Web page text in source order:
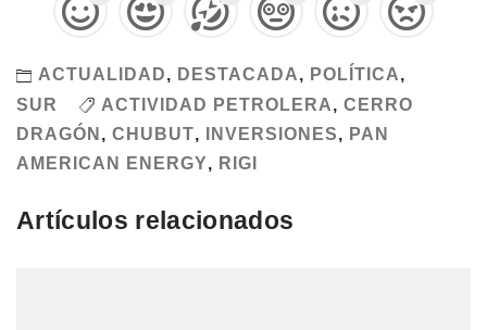
ACTUALIDAD, DESTACADA, POLÍTICA,
SUR
ACTIVIDAD PETROLERA, CERRO
DRAGÓN , CHUBUT, INVERSIONES, PAN
AMERICAN ENERGY, RIGI
Artículos relacionados